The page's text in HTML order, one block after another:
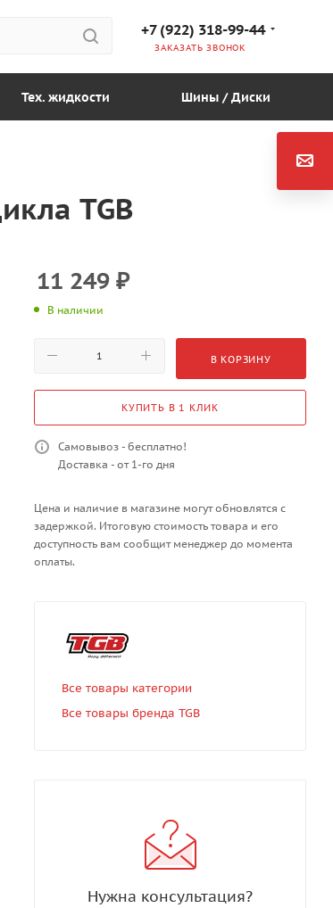
+7 (922) 318-99-44
ЗАКАЗАТЬ ЗВОНОК
Тех. жидкости Шины / Диски
TGB
11 249 ₽
В наличии
В КОРЗИНУ
КУПИТЬ В 1 КЛИК
Самовывоз - бесплатно!
Доставка - от 1-го дня
Цена и наличие в магазине могут обновлятся с
задержкой. Итоговую стоимость товара и его
доступность вам сообщит менеджер до момента
оплаты.
Все товары категории
Все товары бренда TGB
Нужна консультация?